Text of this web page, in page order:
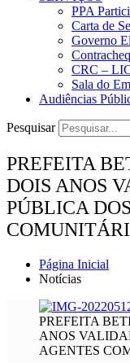
PPA
Carta de
Governo
CRC –
Sala do
Audiências
Pesquisar
PREFEITA
DOIS ANOS
PÚBLICA
Página Inicial
Notícias
PREFEITA
ANOS
AGENTES